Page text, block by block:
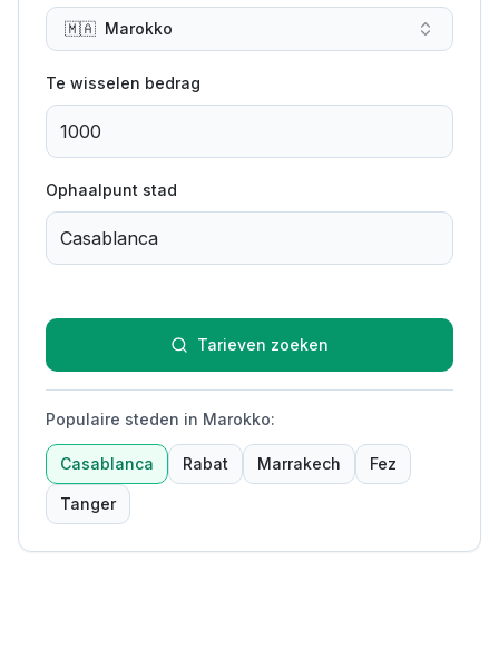
🇲🇦 Marokko
Te wisselen bedrag
Ophaalpunt stad
Tarieven zoeken
Populaire steden in Marokko:
Casablanca Rabat Marrakech Fez
Tanger